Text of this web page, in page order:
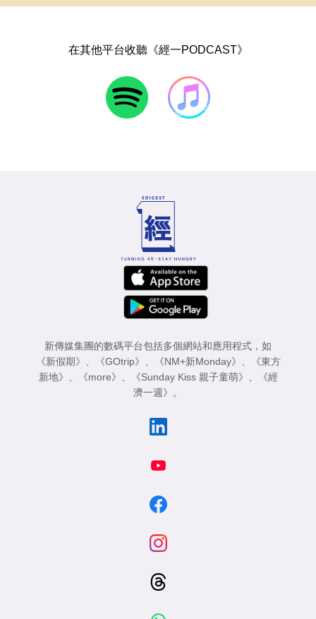
在其他平台收聽《經一PODCAST》
新傳媒集團的數碼平台包括多個網站和應用程式，如
《新假期》
《GOtrip》 《NM+新Monday》
《東方
新地》
《more》 《Sunday Kiss 親子童萌》
《經
濟一週》
。